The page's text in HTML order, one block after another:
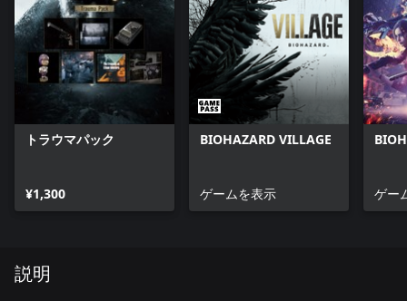
トラウマパック
¥1,300
BIOHAZARD VILLAGE
ゲームを表示 ゲー
説明